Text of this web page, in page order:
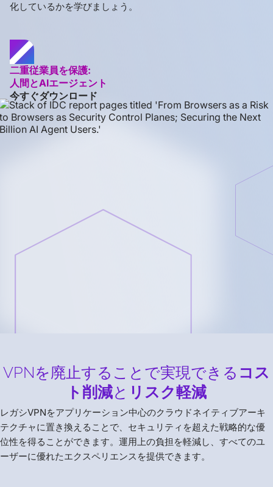
化しているかを学びましょう。
二重従業員を保護:
人間とAIエージェント
今すぐダウンロード
VPNを廃止することで実現できる コス
ト削減と リスク軽減
レガシVPNをアプリケーション中心のクラウドネイティブアーキ
テクチャに置き換えることで、セキュリティを超えた戦略的な優
位性を得ることができます。運用上の負担を軽減し、すべてのユ
ーザーに優れたエクスペリエンスを提供できます。